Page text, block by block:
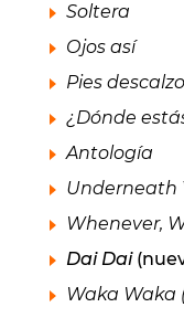
Soltera
Ojos así
Pies
¿Dónde
Antología
Underneath
Whenever,
Dai Dai
Waka Waka